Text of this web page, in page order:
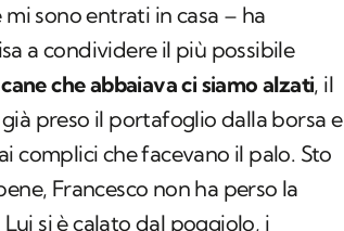
sono entrati in casa – ha
a condividere il più possibile
che abbaiava ci siamo alzati, il
già preso il portafoglio dalla borsa e
complici che facevano il palo. Sto
Francesco non ha perso la
si è calato dal poggiolo, i